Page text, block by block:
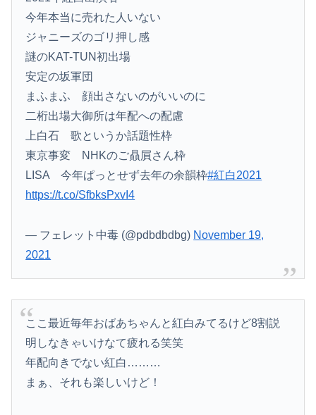
今年本当に売れた人いない
ジャニーズのゴリ押し感
謎のKAT-TUN初出場
安定の坂軍団
まふまふ 顔出さないのがいいのに
二桁出場大御所は年配への配慮
上白石 歌というか話題性枠
東京事変 NHKのご贔屓さん枠
LISA 今年ぱっとせず去年の余韻枠#紅白2021
https://t.co/SfbksPxvI4
— フェレット中毒 (@pdbdbdbg) November 19,
2021
ここ最近毎年おばあちゃんと紅白みてるけど8割説
明しなきゃいけなて疲れる笑笑
年配向きでない紅白………
まぁ、それも楽しいけど！